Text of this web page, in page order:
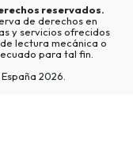
reservados.
de derechos en
y servicios ofrecidos
lectura mecánica o
para tal fin.
2026.